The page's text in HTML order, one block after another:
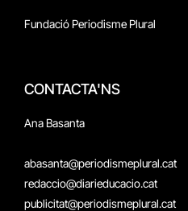
Fundació Periodisme Plural
CONTACTA'NS
Ana Basanta
abasanta@periodismeplural.cat
redaccio@diarieducacio.cat
publicitat@periodismeplural.cat